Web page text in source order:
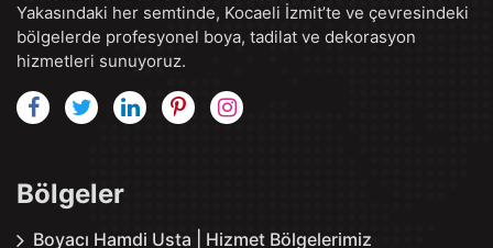
Yakasındaki her semtinde, Kocaeli İzmit’te ve çevresindeki
bölgelerde profesyonel boya, tadilat ve dekorasyon
hizmetleri sunuyoruz.
Bölgeler
Boyacı Hamdi Usta | Hizmet Bölgelerimiz